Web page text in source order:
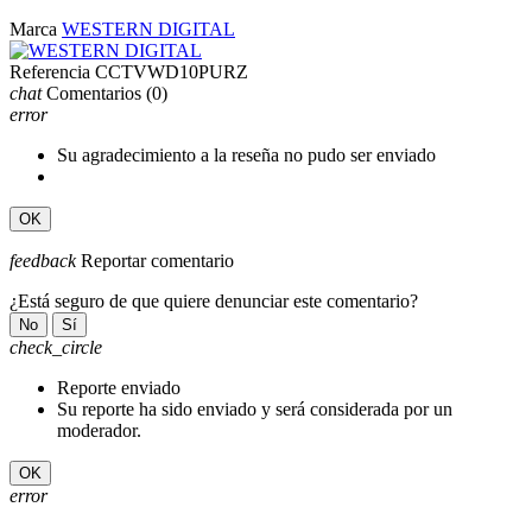
Marca WESTERN DIGITAL
Referencia CCTVWD10PURZ
chat Comentarios (0)
error
Su agradecimiento a la reseña no pudo ser enviado
OK
feedback Reportar comentario
¿Está seguro de que quiere denunciar este comentario?
No Sí
check_circle
Reporte enviado
Su reporte ha sido enviado y será considerada por un
moderador.
OK
error